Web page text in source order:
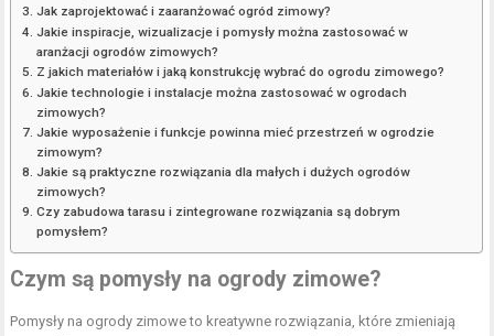
Jak zaprojektować i zaaranżować ogród zimowy?
Jakie inspiracje, wizualizacje i pomysły można zastosować w
aranżacji ogrodów zimowych?
Z jakich materiałów i jaką konstrukcję wybrać do ogrodu zimowego?
Jakie technologie i instalacje można zastosować w ogrodach
zimowych?
Jakie wyposażenie i funkcje powinna mieć przestrzeń w ogrodzie
zimowym?
Jakie są praktyczne rozwiązania dla małych i dużych ogrodów
zimowych?
Czy zabudowa tarasu i zintegrowane rozwiązania są dobrym
pomysłem?
Czym są pomysły na ogrody zimowe?
Pomysły na ogrody zimowe to kreatywne rozwiązania, które zmieniają